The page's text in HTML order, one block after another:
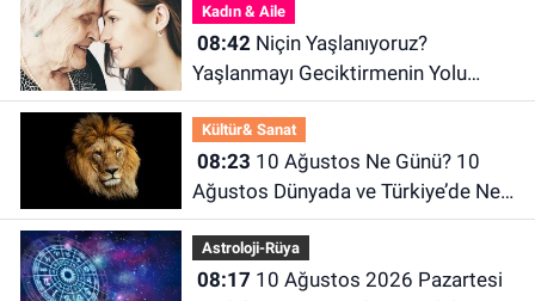
Kadın & Aile
08:42Niçin Yaşlanıyoruz?
Yaşlanmayı Geciktirmenin Yolu
Nedir? Uzun Yaşamın Sırları
Kültür& Sanat
08:23
Ağustos Dünyada ve Türkiye’de Ne
Günü? 10 Ağustos Ne Burcu?
Astroloji-Rüya
08:17